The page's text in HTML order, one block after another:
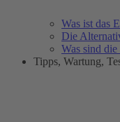
Was ist das
Die
Was sind
Tipps, Wartung,